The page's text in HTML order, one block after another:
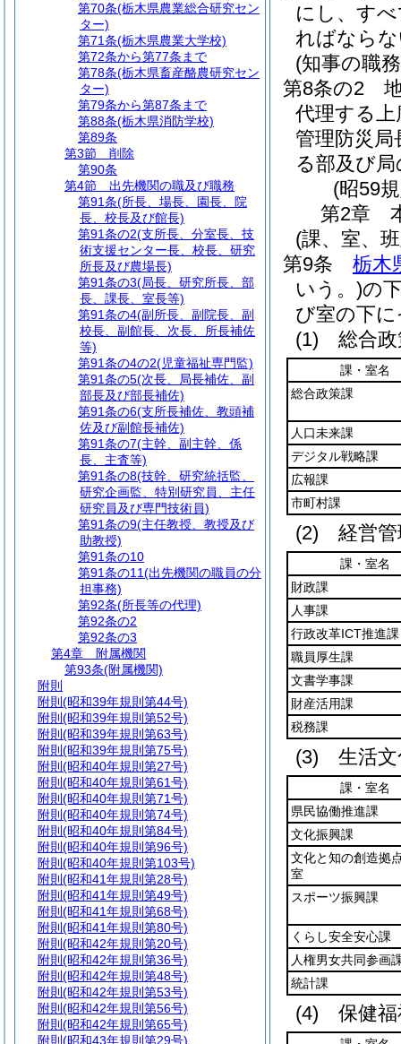
にし、す
ればなら
(知事の職
第8条の2
代理する
管理防災
る部及び
(昭59
第2章
(課、室、
第9条
栃木
いう。)の
び室の下
(1)
総合
課・室名
総合政策課
人口未来課
デジタル戦略課
広報課
市町村課
(2) 経営
課・室名
財政課
人事課
行政改革ICT推進課
職員厚生課
文書学事課
財産活用課
税務課
(3) 生活
課・室名
県民協働推進課
文化振興課
文化と知の創造拠
室
スポーツ振興課
くらし安全安心課
人権男女共同参画
統計課
(4) 保健
第70条(栃木県農業総合研究セン
ター)
第71条(栃木県農業大学校)
第72条から第77条まで
第78条(栃木県畜産酪農研究セン
ター)
第79条から第87条まで
第88条(栃木県消防学校)
第89条
第3節
削除
第90条
第4節
出先機関の職及び職務
第91条(所長、場長、園長、院
長、校長及び館長)
第91条の2(支所長、分室長、技
術支援センター長、校長、研究
所長及び農場長)
第91条の3(局長、研究所長、部
長、課長、室長等)
第91条の4(副所長、副院長、副
校長、副館長、次長、所長補佐
等)
第91条の4の2(児童福祉専門監)
第91条の5(次長、局長補佐、副
部長及び部長補佐)
第91条の6(支所長補佐、教頭補
佐及び副館長補佐)
第91条の7(主幹、副主幹、係
長、主査等)
第91条の8(技幹、研究統括監、
研究企画監、特別研究員、主任
研究員及び専門技術員)
第91条の9(主任教授、教授及び
助教授)
第91条の10
第91条の11(出先機関の職員の分
担事務)
第92条(所長等の代理)
第92条の2
第92条の3
第4章
附属機関
第93条(附属機関)
附則
附則 (昭和39年規則第44号)
附則 (昭和39年規則第52号)
附則 (昭和39年規則第63号)
附則 (昭和39年規則第75号)
附則 (昭和40年規則第27号)
附則 (昭和40年規則第61号)
附則 (昭和40年規則第71号)
附則 (昭和40年規則第74号)
附則 (昭和40年規則第84号)
附則 (昭和40年規則第96号)
附則 (昭和40年規則第103号)
附則 (昭和41年規則第28号)
附則 (昭和41年規則第49号)
附則 (昭和41年規則第68号)
附則 (昭和41年規則第80号)
附則 (昭和42年規則第20号)
附則 (昭和42年規則第36号)
附則 (昭和42年規則第48号)
附則 (昭和42年規則第53号)
附則 (昭和42年規則第56号)
附則 (昭和42年規則第65号)
附則 (昭和43年規則第29号)